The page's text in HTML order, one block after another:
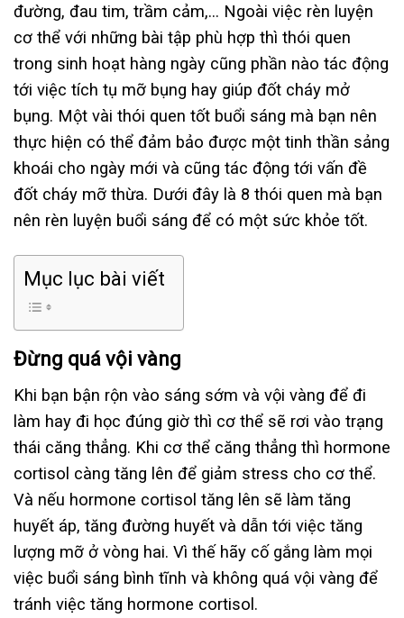
đường, đau tim, trầm cảm,… Ngoài việc rèn luyện
cơ thể với những bài tập phù hợp thì thói quen
trong sinh hoạt hàng ngày cũng phần nào tác động
tới việc tích tụ mỡ bụng hay giúp đốt cháy mở
bụng. Một vài thói quen tốt buổi sáng mà bạn nên
thực hiện có thể đảm bảo được một tinh thần sảng
khoái cho ngày mới và cũng tác động tới vấn đề
đốt cháy mỡ thừa. Dưới đây là 8 thói quen mà bạn
nên rèn luyện buổi sáng để có một sức khỏe tốt.
Mục lục bài viết
Đừng quá vội vàng
Khi bạn bận rộn vào sáng sớm và vội vàng để đi
làm hay đi học đúng giờ thì cơ thể sẽ rơi vào trạng
thái căng thẳng. Khi cơ thể căng thẳng thì hormone
cortisol càng tăng lên để giảm stress cho cơ thể.
Và nếu hormone cortisol tăng lên sẽ làm tăng
huyết áp, tăng đường huyết và dẫn tới việc tăng
lượng mỡ ở vòng hai. Vì thế hãy cố gắng làm mọi
việc buổi sáng bình tĩnh và không quá vội vàng để
tránh việc tăng hormone cortisol.